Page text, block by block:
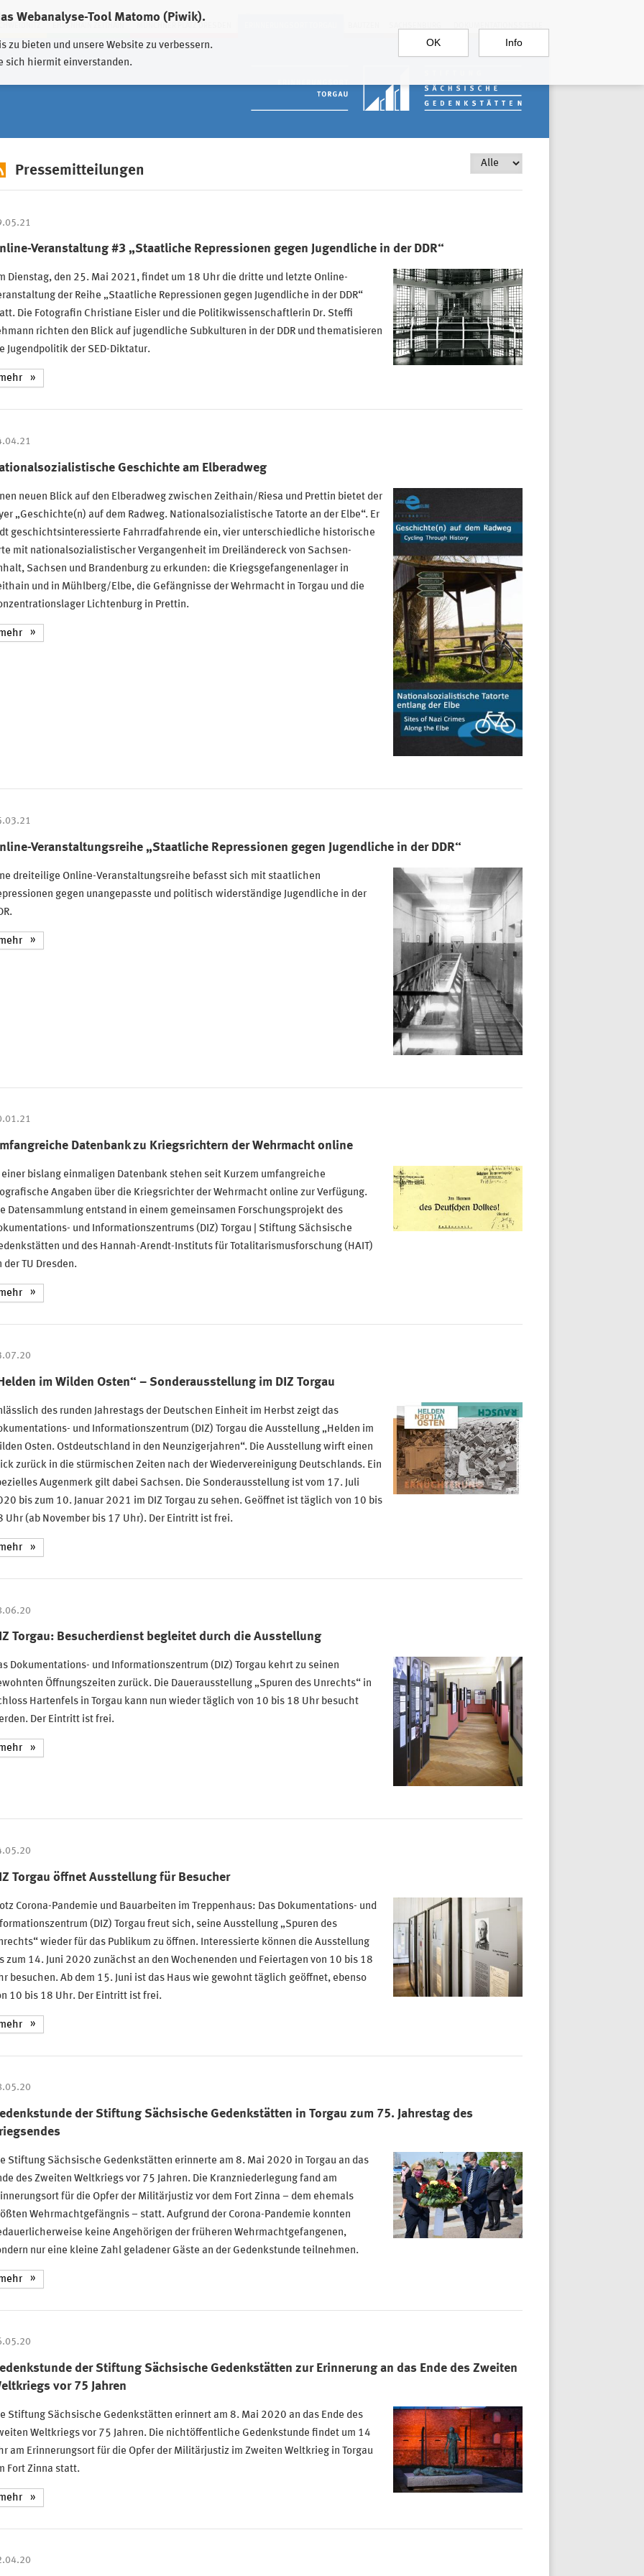
Webanalyse-Tool Matomo (Piwik).
zu bieten und unsere Website zu verbessern.
sich hiermit einverstanden.
OK Info
EHRENHAIN ZEITHAIN MÜNCHNER PLATZ DRESDEN
Pressemitteilungen
Veranstaltung #3 „Staatliche Repressionen gegen Jugendliche in der DDR“
Dienstag, den 25. Mai 2021, findet um 18 Uhr die dritte und letzte Online-
der Reihe „Staatliche Repressionen gegen Jugendliche in der DDR“
Die Fotografin Christiane Eisler und die Politikwissenschaftlerin Dr. Steffi
richten den Blick auf jugendliche Subkulturen in der DDR und thematisieren
Jugendpolitik der SED-Diktatur.
Geschichte am Elberadweg
neuen Blick auf den Elberadweg zwischen Zeithain/Riesa und Prettin bietet der
„Geschichte(n) auf dem Radweg. Nationalsozialistische Tatorte an der Elbe“. Er
geschichtsinteressierte Fahrradfahrende ein, vier unterschiedliche historische
mit nationalsozialistischer Vergangenheit im Dreiländereck von Sachsen-
Sachsen und Brandenburg zu erkunden: die Kriegsgefangenenlager in
und in Mühlberg/Elbe, die Gefängnisse der Wehrmacht in Torgau und die
Lichtenburg in Prettin.
Veranstaltungsreihe „Staatliche Repressionen gegen Jugendliche in der DDR“
dreiteilige Online-Veranstaltungsreihe befasst sich mit staatlichen
gegen unangepasste und politisch widerständige Jugendliche in der
Datenbank zu Kriegsrichtern der Wehrmacht online
einer bislang einmaligen Datenbank stehen seit Kurzem umfangreiche
Angaben über die Kriegsrichter der Wehrmacht online zur Verfügung.
Datensammlung entstand in einem gemeinsamen Forschungsprojekt des
und Informationszentrums (DIZ) Torgau | Stiftung Sächsische
und des Hannah-Arendt-Instituts für Totalitarismusforschung (HAIT)
der TU Dresden.
im Wilden Osten“ – Sonderausstellung im DIZ Torgau
des runden Jahrestags der Deutschen Einheit im Herbst zeigt das
und Informationszentrum (DIZ) Torgau die Ausstellung „Helden im
Osten. Ostdeutschland in den Neunzigerjahren“. Die Ausstellung wirft einen
zurück in die stürmischen Zeiten nach der Wiedervereinigung Deutschlands. Ein
Augenmerk gilt dabei Sachsen. Die Sonderausstellung ist vom 17. Juli
bis zum 10. Januar 2021 im DIZ Torgau zu sehen. Geöffnet ist täglich von 10 bis
Uhr (ab November bis 17 Uhr). Der Eintritt ist frei.
Torgau: Besucherdienst begleitet durch die Ausstellung
Dokumentations- und Informationszentrum (DIZ) Torgau kehrt zu seinen
Öffnungszeiten zurück. Die Dauerausstellung „Spuren des Unrechts“ in
Hartenfels in Torgau kann nun wieder täglich von 10 bis 18 Uhr besucht
Der Eintritt ist frei.
Torgau öffnet Ausstellung für Besucher
Corona-Pandemie und Bauarbeiten im Treppenhaus: Das Dokumentations- und
(DIZ) Torgau freut sich, seine Ausstellung „Spuren des
wieder für das Publikum zu öffnen. Interessierte können die Ausstellung
zum 14. Juni 2020 zunächst an den Wochenenden und Feiertagen von 10 bis 18
besuchen. Ab dem 15. Juni ist das Haus wie gewohnt täglich geöffnet, ebenso
10 bis 18 Uhr. Der Eintritt ist frei.
der Stiftung Sächsische Gedenkstätten in Torgau zum 75. Jahrestag des
Stiftung Sächsische Gedenkstätten erinnerte am 8. Mai 2020 in Torgau an das
des Zweiten Weltkriegs vor 75 Jahren. Die Kranzniederlegung fand am
für die Opfer der Militärjustiz vor dem Fort Zinna – dem ehemals
Wehrmachtgefängnis – statt. Aufgrund der Corona-Pandemie konnten
keine Angehörigen der früheren Wehrmachtgefangenen,
nur eine kleine Zahl geladener Gäste an der Gedenkstunde teilnehmen.
der Stiftung Sächsische Gedenkstätten zur Erinnerung an das Ende des Zweiten
vor 75 Jahren
Stiftung Sächsische Gedenkstätten erinnert am 8. Mai 2020 an das Ende des
Weltkriegs vor 75 Jahren. Die nichtöffentliche Gedenkstunde findet um 14
am Erinnerungsort für die Opfer der Militärjustiz im Zweiten Weltkrieg in Torgau
Fort Zinna statt.